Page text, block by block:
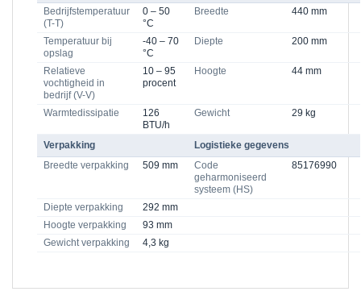
Bedrijfstemperatuur
(T-T)
0 – 50
°C
Breedte 440 mm
Temperatuur bij
opslag
-40 – 70
°C
Diepte 200 mm
Relatieve
vochtigheid in
bedrijf (V-V)
10 – 95
procent
Hoogte 44 mm
Warmtedissipatie
126
BTU/h
Gewicht 29 kg
Verpakking
Logistieke gegevens
Breedte verpakking
509 mm
Code
geharmoniseerd
systeem (HS)
85176990
Diepte verpakking
292 mm
Hoogte verpakking
93 mm
Gewicht verpakking
4,3 kg